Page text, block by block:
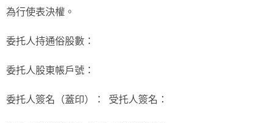
為行使表決權。
委托人持通俗股數：
委托人股東帳戶號：
委托人簽名（蓋印）： 受托人簽名：